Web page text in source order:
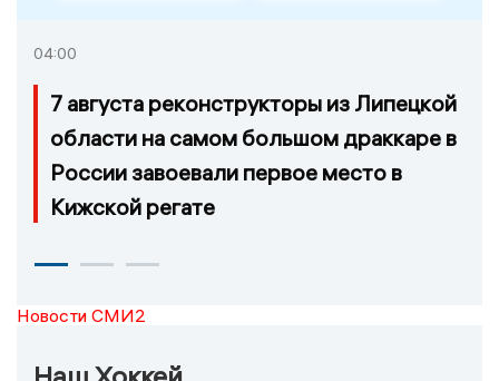
04:00
7 августа реконструкторы из Липецкой
области на самом большом драккаре в
России завоевали первое место в
Кижской регате
Новости СМИ2